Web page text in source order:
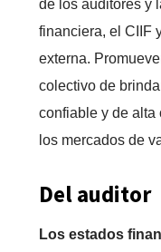
de los auditores y
financiera, el CIIF
externa.
colectivo de
confiable y de alta
los mercados de
Del auditor
Los estados